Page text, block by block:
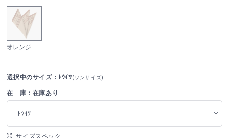
オレンジ
選択中のサイズ：ﾄｳｲﾂ(ワンサイズ)
在 庫：在庫あり
ﾄｳｲﾂ
サイズスペック